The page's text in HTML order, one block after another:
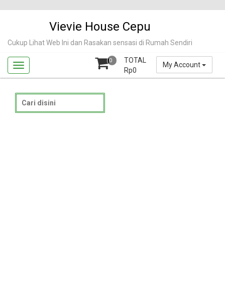
Vievie House Cepu
Cukup Lihat Web Ini dan Rasakan sensasi di Rumah Sendiri
My Account
0
TOTAL
Rp0
for: